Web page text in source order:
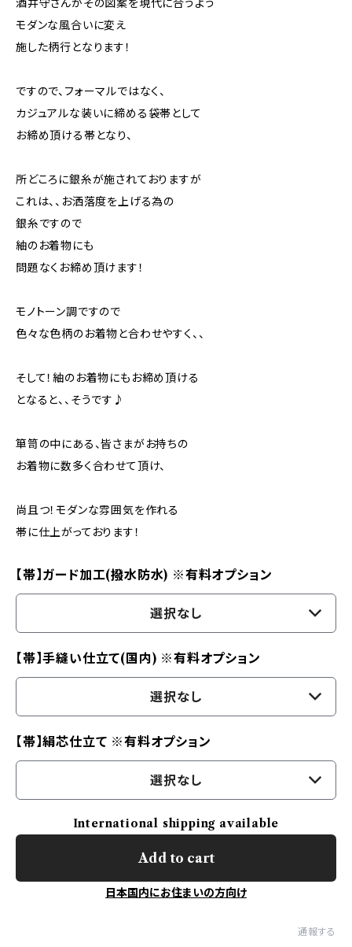
酒井守さんがその図案を現代に合うよう
モダンな風合いに変え
施した柄行となります！
ですので、フォーマルではなく、
カジュアルな装いに締める袋帯として
お締め頂ける帯となり、
所どころに銀糸が施されておりますが
これは、、お洒落度を上げる為の
銀糸ですので
紬のお着物にも
問題なくお締め頂けます！
モノトーン調ですので
色々な色柄のお着物と合わせやすく、、
そして！紬のお着物にもお締め頂ける
となると、、そうです♪
箪笥の中にある、皆さまがお持ちの
お着物に数多く合わせて頂け、
尚且つ！モダンな雰囲気を作れる
帯に仕上がっております！
【帯】ガード加工(撥水防水) ※有料オプション
選択なし
【帯】手縫い仕立て(国内) ※有料オプション
選択なし
【帯】絹芯仕立て ※有料オプション
選択なし
International shipping available
Add to cart
日本国内にお住まいの方向け
通報する